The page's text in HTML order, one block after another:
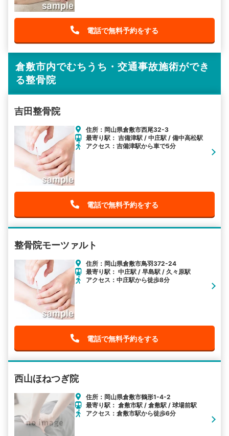
電話で無料予約をする
倉敷市内でむちうち・交通事故施術ができ
る整骨院
吉田整骨院
住所：岡山県倉敷市西尾32-3
最寄り駅： 吉備津駅 / 中庄駅 / 備中高松駅
アクセス：吉備津駅から車で5分
電話で無料予約をする
整骨院モーツァルト
住所：岡山県倉敷市鳥羽372-24
最寄り駅： 中庄駅 / 早島駅 / 久々原駅
アクセス：中庄駅から徒歩8分
電話で無料予約をする
西山ほねつぎ院
住所：岡山県倉敷市鶴形1-4-2
最寄り駅： 倉敷市駅 / 倉敷駅 / 球場前駅
アクセス：倉敷市駅から徒歩6分